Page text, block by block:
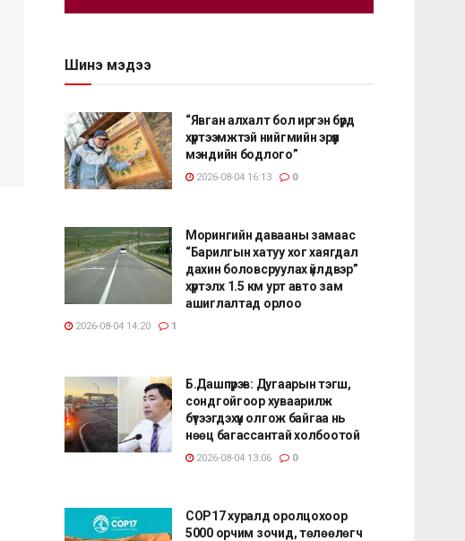
Шинэ мэдээ
“Явган алхалт бол иргэн бүрд
хүртээмжтэй нийгмийн эрүүл
мэндийн бодлого”
2026-08-04 16:13 0
Морингийн давааны замаас
“Барилгын хатуу хог хаягдал
дахин боловсруулах үйлдвэр”
хүртэлх 1.5 км урт авто зам
ашиглалтад орлоо
2026-08-04 14:20 1
Б.Дашпүрэв: Дугаарын тэгш,
сондгойгоор хуваарилж
бүтээгдэхүүн олгож байгаа нь
нөөц багассантай холбоотой
2026-08-04 13:06 0
СОР17 хуралд оролцохоор
5000 орчим зочид, төлөөлөгч